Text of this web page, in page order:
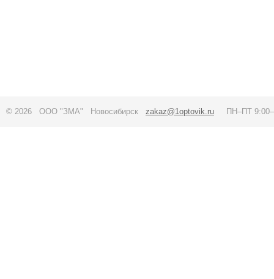
© 2026 ООО "ЗМА" Новосибирск zakaz@1optovik.ru ПН–ПТ